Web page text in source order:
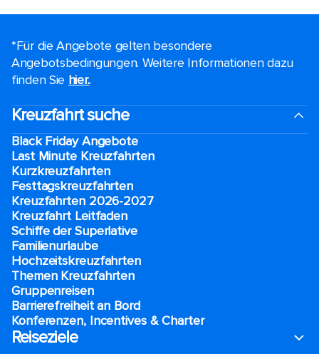
*Für die Angebote gelten besondere
Angebotsbedingungen. Weitere Informationen dazu
finden Sie hier..
Kreuzfahrt suche
Black Friday Angebote
Last Minute Kreuzfahrten
Kurzkreuzfahrten​
Festtagskreuzfahrten​
Kreuzfahrten 2026-2027
Kreuzfahrt Leitfaden
Schiffe der Superlative
Familienurlaube​
Hochzeitskreuzfahrten
Themen Kreuzfahrten
Gruppenreisen
Barrierefreiheit an Bord​
Konferenzen, Incentives & Charter
Reiseziele